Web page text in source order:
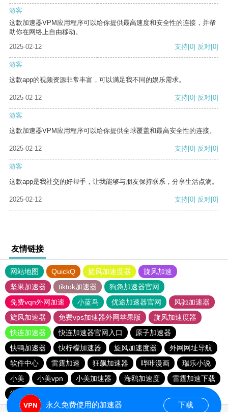
游客
这款加速器VPM应用程序可以给你提供最高速度和安全性的连接，并帮
助你在网络上自由移动。
2025-02-12
支持[0] 反对[0]
游客
这款app的视频资源非常丰富，可以满足我不同的娱乐需求。
2025-02-12 支持[0] 反对[0]
游客
这款加速器VPM应用程序可以给你提供全球覆盖和最高安全性的连接。
2025-02-12 支持[0] 反对[0]
游客
这款app是我社交的好帮手，让我能够与朋友保持联系，分享生活点滴。
2025-02-12 支持[0] 反对[0]
友情链接
网站地图 QuickQ 旋风加速度器
旋风加速
坚果加速器
tiktok加速器
狗急加速器官网
免费vqn外网加速
小蓝鸟 优途加速器官网
风驰加速器
旋风加速器
免费vps加速器外网苹果版
旋风加速度器
快连加速器
快连加速器官网入口
原子加速器
快鸭加速器
快柠檬加速器 旋风加速度器
外网网址导航
软件中心
雷霆加速 狂飙加速器 哔咔漫画
瑞乐小说
小美
小美vpn 小美加速器 海鸥加速度
雷霆加速下载
海鸥加速器下载
永久免费使用的加速器 下载